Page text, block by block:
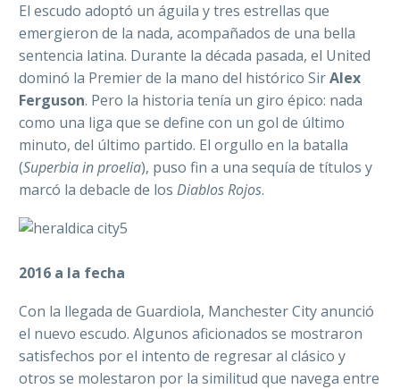
El escudo adoptó un águila y tres estrellas que
emergieron de la nada, acompañados de una bella
sentencia latina. Durante la década pasada, el United
dominó la Premier de la mano del histórico SirAlex
Ferguson. Pero la historia tenía un giro épico: nada
como una liga que se define con un gol de último
minuto, del último partido. El orgullo en la batalla
(Superbia in proelia), puso fin a una sequía de títulos y
marcó la debacle de los Diablos Rojos.
2016 a la fecha
Con la llegada de Guardiola, Manchester City anunció
el nuevo escudo. Algunos aficionados se mostraron
satisfechos por el intento de regresar al clásico y
otros se molestaron por la similitud que navega entre